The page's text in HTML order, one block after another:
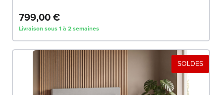
799,00 €
Livraison sous 1 à 2 semaines
SOLDES